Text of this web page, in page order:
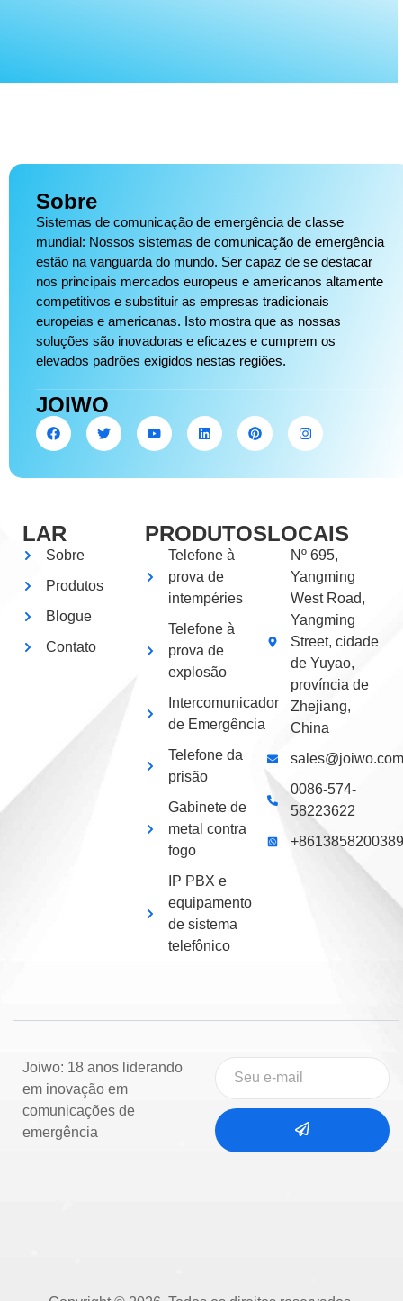
Sobre
Sistemas de comunicação de emergência de classe
mundial: Nossos sistemas de comunicação de emergência
estão na vanguarda do mundo. Ser capaz de se destacar
nos principais mercados europeus e americanos altamente
competitivos e substituir as empresas tradicionais
europeias e americanas. Isto mostra que as nossas
soluções são inovadoras e eficazes e cumprem os
elevados padrões exigidos nestas regiões.
JOIWO
LAR
Sobre
Produtos
Blogue
Contato
PRODUTOS
Telefone à
prova de
intempéries
Telefone à
prova de
explosão
Intercomunicador
de Emergência
Telefone da
prisão
Gabinete de
metal contra
fogo
IP PBX e
equipamento
de sistema
telefônico
LOCAIS
Nº 695,
Yangming
West Road,
Yangming
Street, cidade
de Yuyao,
província de
Zhejiang,
China
sales@joiwo.com
0086-574-
58223622
+8613858200389
Joiwo: 18 anos liderando
em inovação em
comunicações de
emergência